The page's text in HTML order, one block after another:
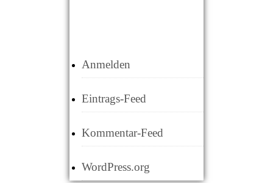
Anmelden
Eintrags-Feed
Kommentar-Feed
WordPress.org